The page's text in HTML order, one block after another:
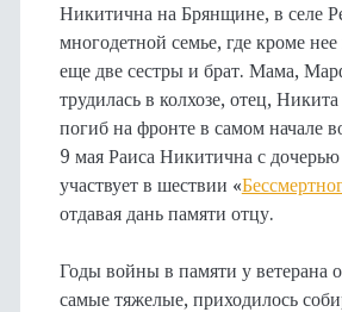
Никитична на Брянщине, в селе
многодетной семье, где кроме
еще две сестры и брат. Мама,
трудилась в колхозе, отец,
погиб на фронте в самом
9 мая Раиса Никитична с дочерью
участвует в шествии «
отдавая дань памяти отцу.
Годы войны в памяти у ветерана
самые тяжелые, приходилось